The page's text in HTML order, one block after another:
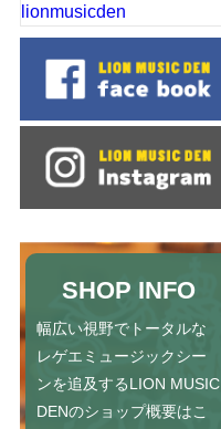
lionmusicden
SHOP INFO
幅広い視野でトータルな
レゲエミュージックシー
ンを追及するLION MUSIC
DENのショップ概要はこ